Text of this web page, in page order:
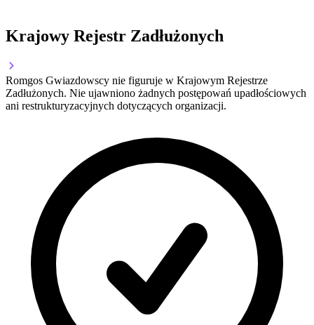
Krajowy Rejestr Zadłużonych
Romgos Gwiazdowscy nie figuruje w Krajowym Rejestrze
Zadłużonych. Nie ujawniono żadnych postępowań upadłościowych
ani restrukturyzacyjnych dotyczących organizacji.